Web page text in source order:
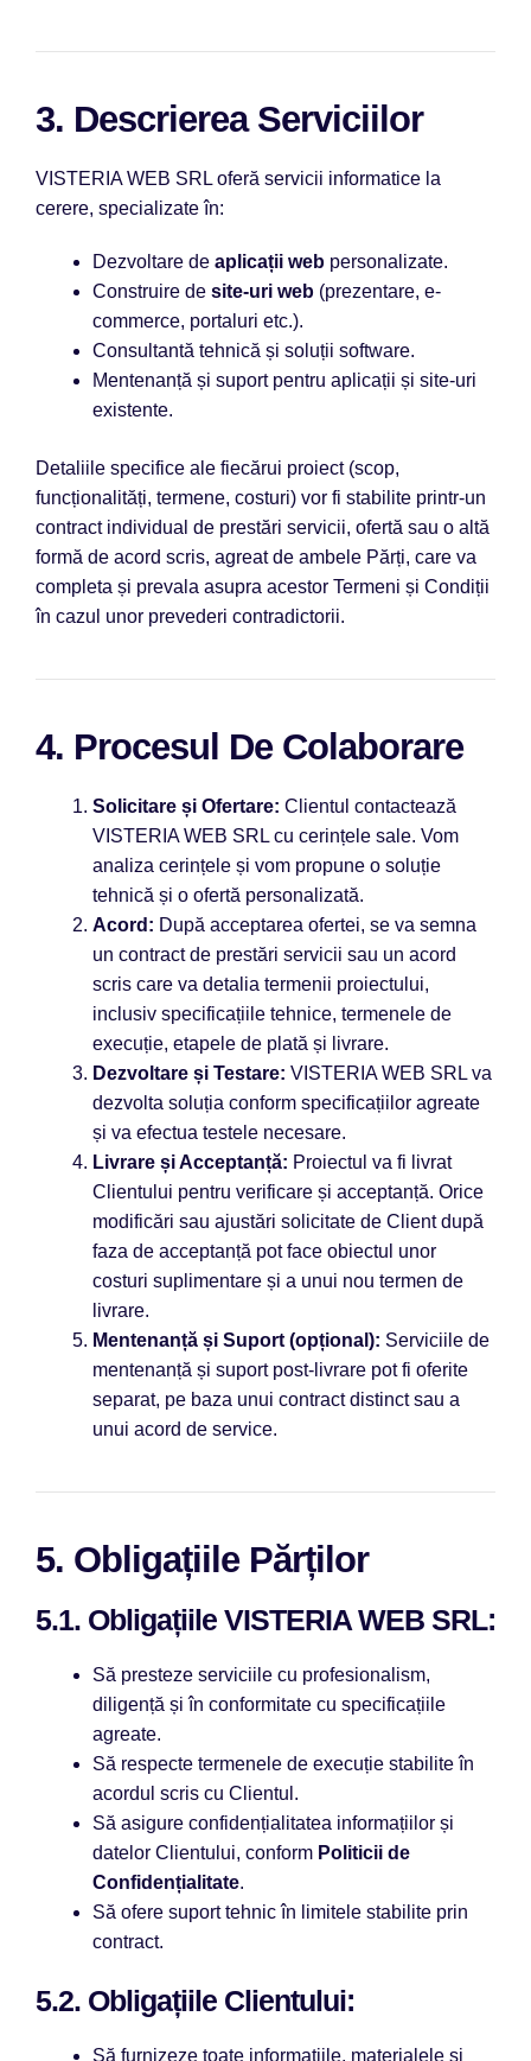
3. Descrierea Serviciilor
VISTERIA WEB SRL oferă servicii informatice la
cerere, specializate în:
Dezvoltare de aplicații web personalizate.
Construire de site-uri web (prezentare, e-
commerce, portaluri etc.).
Consultantă tehnică și soluții software.
Mentenanță și suport pentru aplicații și site-uri
existente.
Detaliile specifice ale fiecărui proiect (scop,
funcționalități, termene, costuri) vor fi stabilite printr-un
contract individual de prestări servicii, ofertă sau o altă
formă de acord scris, agreat de ambele Părți, care va
completa și prevala asupra acestor Termeni și Condiții
în cazul unor prevederi contradictorii.
4. Procesul De Colaborare
Solicitare și Ofertare: Clientul contactează
VISTERIA WEB SRL cu cerințele sale. Vom
analiza cerințele și vom propune o soluție
tehnică și o ofertă personalizată.
Acord: După acceptarea ofertei, se va semna
un contract de prestări servicii sau un acord
scris care va detalia termenii proiectului,
inclusiv specificațiile tehnice, termenele de
execuție, etapele de plată și livrare.
Dezvoltare și Testare: VISTERIA WEB SRL va
dezvolta soluția conform specificațiilor agreate
și va efectua testele necesare.
Livrare și Acceptanță: Proiectul va fi livrat
Clientului pentru verificare și acceptanță. Orice
modificări sau ajustări solicitate de Client după
faza de acceptanță pot face obiectul unor
costuri suplimentare și a unui nou termen de
livrare.
Mentenanță și Suport (opțional): Serviciile de
mentenanță și suport post-livrare pot fi oferite
separat, pe baza unui contract distinct sau a
unui acord de service.
5. Obligațiile Părților
5.1. Obligațiile VISTERIA WEB SRL:
Să presteze serviciile cu profesionalism,
diligență și în conformitate cu specificațiile
agreate.
Să respecte termenele de execuție stabilite în
acordul scris cu Clientul.
Să asigure confidențialitatea informațiilor și
datelor Clientului, conform Politicii de
Confidențialitate.
Să ofere suport tehnic în limitele stabilite prin
contract.
5.2. Obligațiile Clientului:
Să furnizeze toate informațiile, materialele și